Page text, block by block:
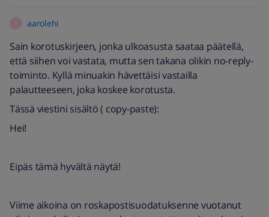
aarolehi
Sain korotuskirjeen, jonka ulkoasusta saataa päätellä,
että siihen voi vastata, mutta sen takana olikin no-reply-
toiminto. Kyllä minuakin hävettäisi vastailla
palautteeseen, joka koskee korotusta.
Tässä viestini sisältö ( copy-paste):
Hei!
Eipäs tämä hyvältä näytä!
Viime aikoina on roskapostisuodatuksenne vuotanut